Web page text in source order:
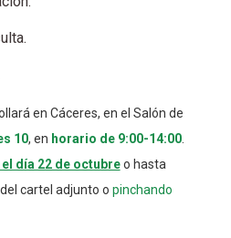
en Cáceres, en el Salón de
10, en horario de 9:00-14:00.
el día 22 de octubreo hasta
cartel adjunto o pinchando